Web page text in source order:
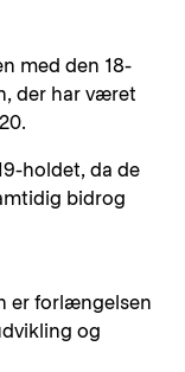
med den 18-
der har været
holdet, da de
bidrog
er forlængelsen
og